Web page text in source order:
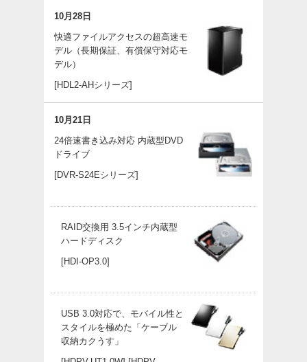
10月28日
快適ファイルアクセスの超高速モ
デル（長期保証、有償保守対応モ
デル）
[HDL2-AHシリーズ]
10月21日
24倍速書き込み対応 内蔵型DVD
ドライブ
[DVR-S24Eシリーズ]
RAID交換用 3.5インチ内蔵型
ハードディスク
[HDI-OP3.0]
USB 3.0対応で、モバイル性と
スタイルを極めた「ケーブル
収納カクうす」